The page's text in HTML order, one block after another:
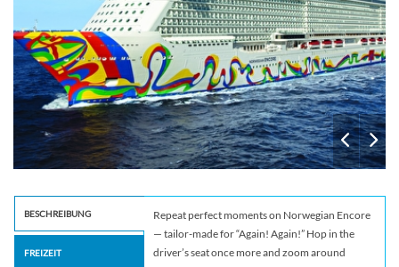
BESCHREIBUNG
FREIZEIT
Repeat perfect moments on Norwegian Encore
— tailor-made for “Again! Again!” Hop in the
driver’s seat once more and zoom around